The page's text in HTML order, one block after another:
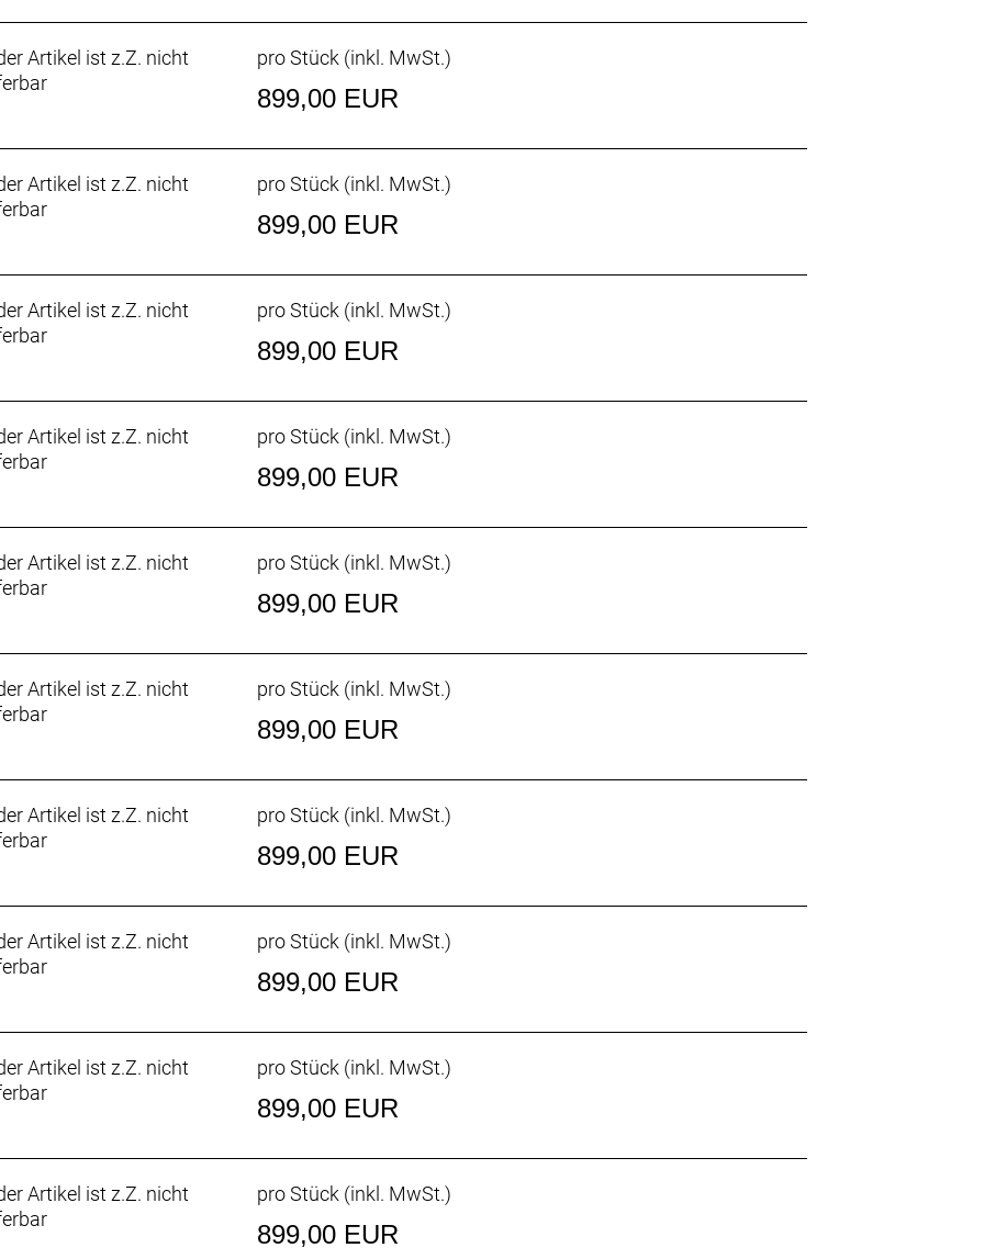
lockout
Artikel ist z.Z. nicht
pro Stück (inkl. MwSt.)
899,00 EUR
Artikel ist z.Z. nicht
pro Stück (inkl. MwSt.)
899,00 EUR
Artikel ist z.Z. nicht
pro Stück (inkl. MwSt.)
899,00 EUR
Artikel ist z.Z. nicht
pro Stück (inkl. MwSt.)
899,00 EUR
Artikel ist z.Z. nicht
pro Stück (inkl. MwSt.)
899,00 EUR
Artikel ist z.Z. nicht
pro Stück (inkl. MwSt.)
899,00 EUR
Artikel ist z.Z. nicht
pro Stück (inkl. MwSt.)
899,00 EUR
Artikel ist z.Z. nicht
pro Stück (inkl. MwSt.)
899,00 EUR
Artikel ist z.Z. nicht
pro Stück (inkl. MwSt.)
899,00 EUR
Artikel ist z.Z. nicht
pro Stück (inkl. MwSt.)
899,00 EUR